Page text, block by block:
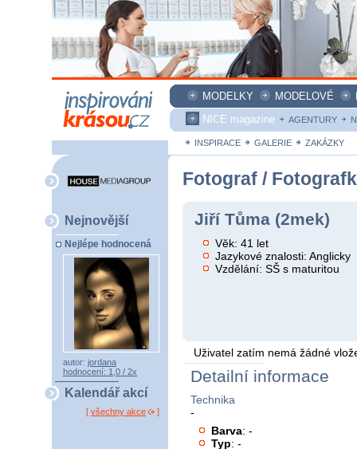
MODELKY MODELOVÉ
NICE magazine
AGENTURY
INSPIRACE GALERIE ZAKÁZKY
Nejnovější
Nejlépe hodnocená
autor: jordana
hodnocení: 1,0 / 2x
Kalendář akcí
[ všechny akce ]
Fotograf /
Jiří Tůma (2mek)
Věk: 41 let
Jazykové znalosti: Anglicky
Vzdělání: SŠ s maturitou
Uživatel zatím nemá žádné
Detailní informace
Technika
-
Barva: -
Typ: -